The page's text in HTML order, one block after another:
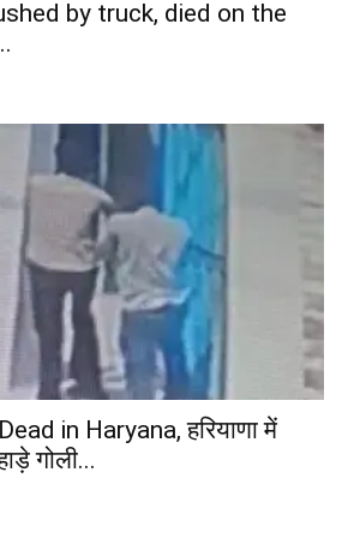
by truck, died on the
in Haryana, हरियाणा में
गोली...